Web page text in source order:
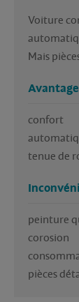
Voiture
Mais
confort
tenue de
peinture
corosion
pièces